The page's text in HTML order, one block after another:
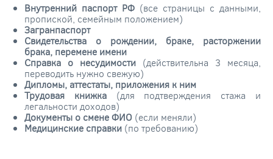
Внутренний паспорт РФ (все страницы с данными,
пропиской, семейным положением)
Загранпаспорт
Свидетельства о рождении, браке, расторжении
брака, перемене имени
Справка о несудимости (действительна 3 месяца,
переводить нужно свежую)
Дипломы, аттестаты, приложения к ним
Трудовая книжка(для подтверждения стажа и
легальности доходов)
Документы о смене ФИО (если меняли)
Медицинские справки (по требованию)